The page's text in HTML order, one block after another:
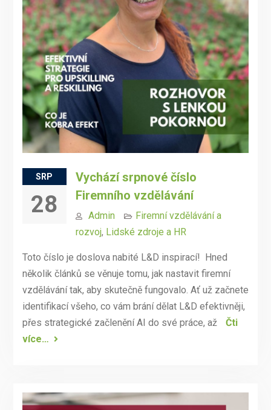
SRP
28
Vychází srpnové číslo
Firemního vzdělávání
Admin
Firemní vzdělávání a
rozvoj, Lidské zdroje a HR
Toto číslo je doslova nabité L&D inspirací! Hned
několik článků se věnuje tomu, jak nastavit firemní
vzdělávání tak, aby skutečně fungovalo. Ať už začnete
identifikací všeho, co vám brání dělat L&D efektivněji,
přes strategické začlenění AI do své práce, až
Čti
více…